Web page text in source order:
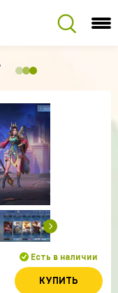
Есть в наличии
КУПИТЬ